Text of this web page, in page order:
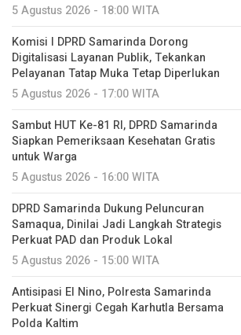
5 Agustus 2026 - 18:00 WITA
Komisi I DPRD Samarinda Dorong
Digitalisasi Layanan Publik, Tekankan
Pelayanan Tatap Muka Tetap Diperlukan
5 Agustus 2026 - 17:00 WITA
Sambut HUT Ke-81 RI, DPRD Samarinda
Siapkan Pemeriksaan Kesehatan Gratis
untuk Warga
5 Agustus 2026 - 16:00 WITA
DPRD Samarinda Dukung Peluncuran
Samaqua, Dinilai Jadi Langkah Strategis
Perkuat PAD dan Produk Lokal
5 Agustus 2026 - 15:00 WITA
Antisipasi El Nino, Polresta Samarinda
Perkuat Sinergi Cegah Karhutla Bersama
Polda Kaltim